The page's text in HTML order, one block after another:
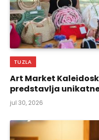
TUZLA
Art Market
predstavlja
jul 30, 2026